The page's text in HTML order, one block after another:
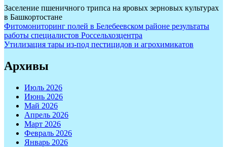
Заселение пшеничного трипса на яровых зерновых культурах
в Башкортостане
Навигация
по
Фитомониторинг полей в Белебеевском районе результаты
работы специалистов Россельхозцентра
Утилизация тары из-под пестицидов и агрохимикатов
Архивы
Июль 2026
Июнь 2026
Май 2026
Апрель 2026
Март 2026
Февраль 2026
Январь 2026